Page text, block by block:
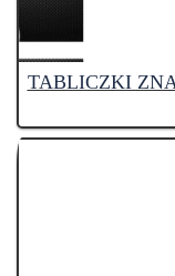
TABLICZKI